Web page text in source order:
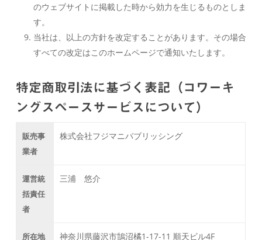
のウェブサイトに掲載した時から効力を生じるものとしま
す。
当社は、以上の方針を改定することがあります。その場合
すべての改定はこのホームページで通知いたします。
特定商取引法に基づく表記（コワーキ
ングスペースサービスについて）
販売事
業者
株式会社フジマニパブリッシング
運営統
括責任
者
三浦 悠介
所在地 神奈川県藤沢市鵠沼橘1-17-11 順天ビル4F